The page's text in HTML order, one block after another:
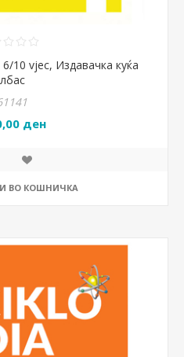
10 vjec, Издавачка куќа
ден
ВО КОШНИЧКА